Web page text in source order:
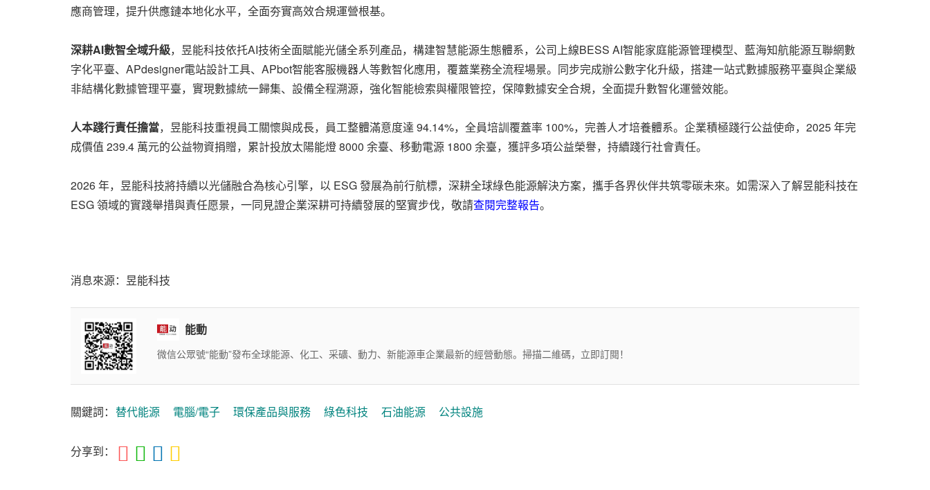
應商管理，提升供應鏈本地化水平，全面夯實高效合規運營根基。
深耕AI數智全域升級，昱能科技依托AI技術全面賦能光儲全系列產品，構建智慧能源生態體系，公司上線BESS AI智能家庭能源管理模型、藍海知航能源互聯網數
字化平臺、APdesigner電站設計工具、APbot智能客服機器人等數智化應用，覆蓋業務全流程場景。同步完成辦公數字化升級，搭建一站式數據服務平臺與企業級
非結構化數據管理平臺，實現數據統一歸集、設備全程溯源，強化智能檢索與權限管控，保障數據安全合規，全面提升數智化運營效能。
人本踐行責任擔當，昱能科技重視員工關懷與成長，員工整體滿意度達 94.14%，全員培訓覆蓋率 100%，完善人才培養體系。企業積極踐行公益使命，2025 年完
成價值 239.4 萬元的公益物資捐贈，累計投放太陽能燈 8000 余臺、移動電源 1800 余臺，獲評多項公益榮譽，持續踐行社會責任。
2026 年，昱能科技將持續以光儲融合為核心引擎，以 ESG 發展為前行航標，深耕全球綠色能源解決方案，攜手各界伙伴共筑零碳未來。如需深入了解昱能科技在
ESG 領域的實踐舉措與責任愿景，一同見證企業深耕可持續發展的堅實步伐，敬請查閱完整報告。
消息來源：昱能科技
能動
微信公眾號“能動”發布全球能源、化工、采礦、動力、新能源車企業最新的經營動態。掃描二維碼，立即訂閱！
關鍵詞： 替代能源 電腦/電子 環保產品與服務 綠色科技 石油能源 公共設施
分享到：